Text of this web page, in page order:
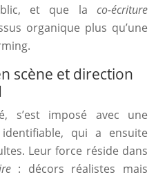
et que la co-écriture
organique plus qu’une
scène et direction
s’est imposé avec une
qui a ensuite
Leur force réside dans
: décors réalistes mais